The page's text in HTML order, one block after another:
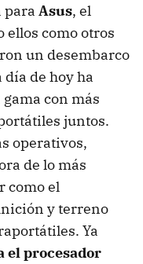
para Asus, el
ellos como otros
un desembarco
de hoy ha
con más
juntos.
operativos,
de lo más
como el
y terreno
Ya
el procesador